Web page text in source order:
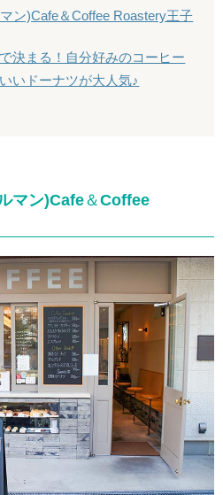
ン)Cafe＆Coffee Roastery王子
決まる！自分好みのコーヒー
いドーナツが大人気♪
マン)Cafe＆Coffee